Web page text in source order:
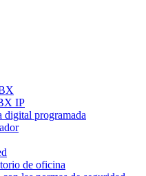
IP
digital programada
de oficina